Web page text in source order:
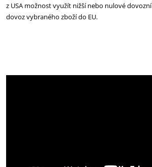
z USA možnost využít nižší nebo nulové
dovoz vybraného zboží do EU.